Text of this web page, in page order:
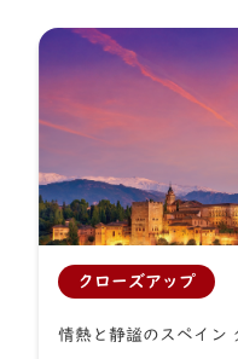
クローズアップ
情熱と静謐のスペイン